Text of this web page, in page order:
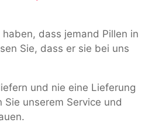
dass jemand Pillen in
Sie, dass er sie bei uns
und nie eine Lieferung
unserem Service und